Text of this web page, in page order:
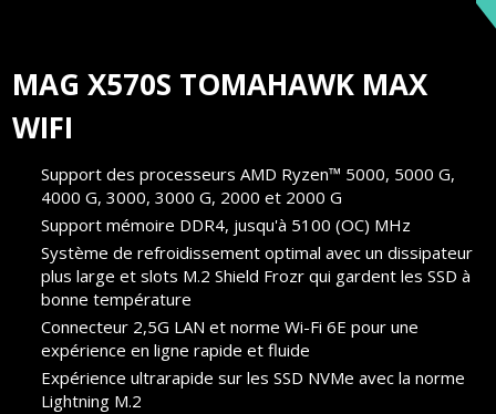
MAG X570S TOMAHAWK MAX
WIFI
Support des processeurs AMD Ryzen™ 5000, 5000 G,
4000 G, 3000, 3000 G, 2000 et 2000 G
Support mémoire DDR4, jusqu'à 5100 (OC) MHz
Système de refroidissement optimal avec un dissipateur
plus large et slots M.2 Shield Frozr qui gardent les SSD à
bonne température
Connecteur 2,5G LAN et norme Wi-Fi 6E pour une
expérience en ligne rapide et fluide
Expérience ultrarapide sur les SSD NVMe avec la norme
Lightning M.2